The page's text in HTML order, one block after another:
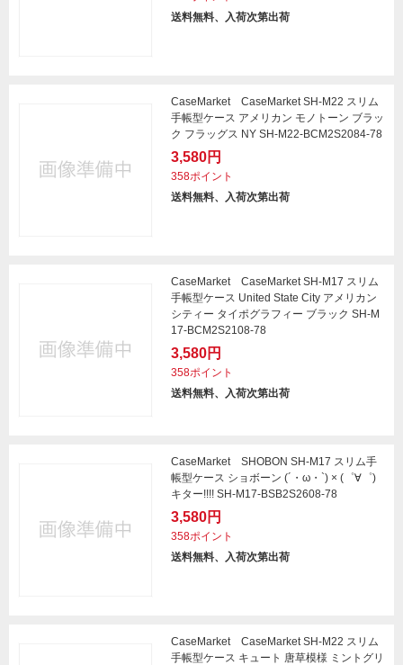
送料無料、入荷次第出荷
CaseMarket CaseMarket SH-M22 スリム
手帳型ケース アメリカン モノトーン ブラッ
ク フラッグス NY SH-M22-BCM2S2084-78
3,580円
358ポイント
送料無料、入荷次第出荷
CaseMarket CaseMarket SH-M17 スリム
手帳型ケース United State City アメリカン
シティー タイポグラフィー ブラック SH-M
17-BCM2S2108-78
3,580円
358ポイント
送料無料、入荷次第出荷
CaseMarket SHOBON SH-M17 スリム手
帳型ケース ショボーン (´・ω・`) × (゜∀゜)
キター!!!! SH-M17-BSB2S2608-78
3,580円
358ポイント
送料無料、入荷次第出荷
CaseMarket CaseMarket SH-M22 スリム
手帳型ケース キュート 唐草模様 ミントグリ